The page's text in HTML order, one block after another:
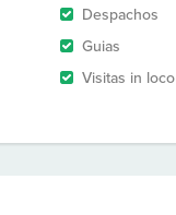
Despachos
Guias
Visitas in loco